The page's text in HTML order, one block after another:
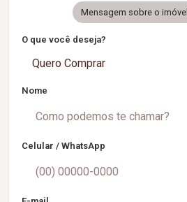
Mensagem sobre o imóvel
O que você deseja?
Quero Comprar
Nome
Celular / WhatsApp